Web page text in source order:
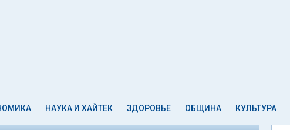
НАУКА И ХАЙТЕК ЗДОРОВЬЕ ОБЩИНА КУЛЬТУРА